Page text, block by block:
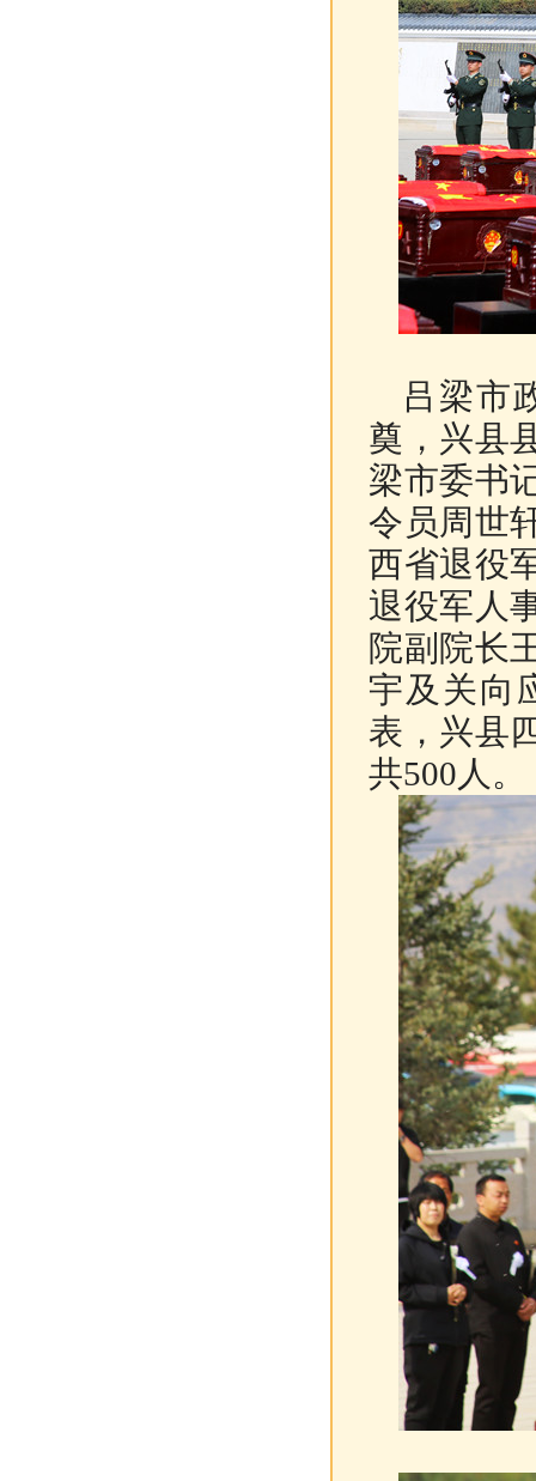
吕梁市
奠，兴县
梁市委书
令员周世
西省退役
退役军人
院副院长
宇及关向
表，兴县
共500人。